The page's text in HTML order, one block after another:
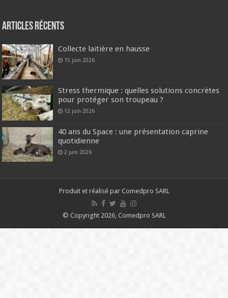
Articles récents
Collecte laitière en hausse
15 juin 2026
Stress thermique : quelles solutions concrètes
pour protéger son troupeau ?
12 juin 2026
40 ans du Space : une présentation caprine
quotidienne
2 juin 2026
Produit et réalisé par Comedpro SARL
© Copyright 2026, Comedpro SARL